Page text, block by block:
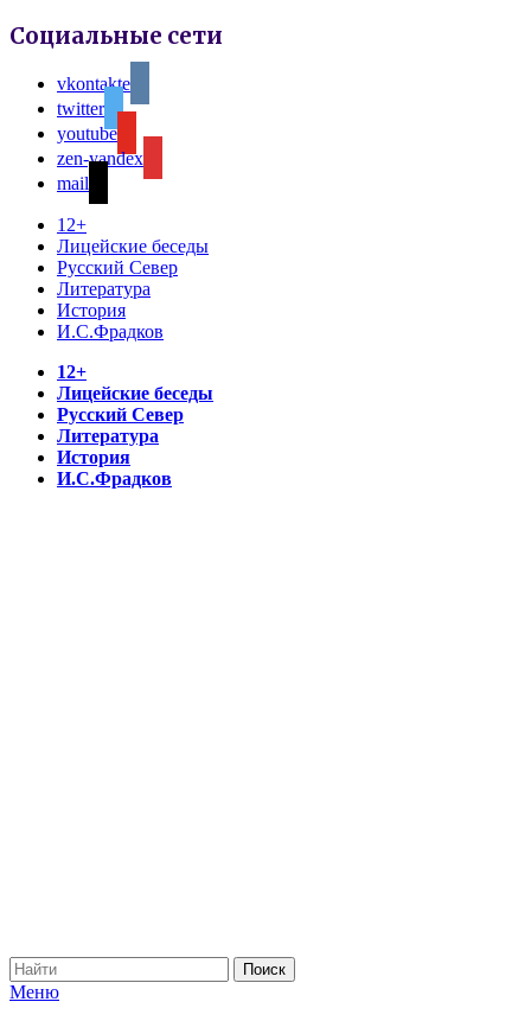
Социальные сети
vkontakte
twitter
youtube
zen-yandex
mail
12+
Лицейские беседы
Русский Север
Литература
История
И.С.Фрадков
12+
Лицейские беседы
Русский Север
Литература
История
И.С.Фрадков
Меню